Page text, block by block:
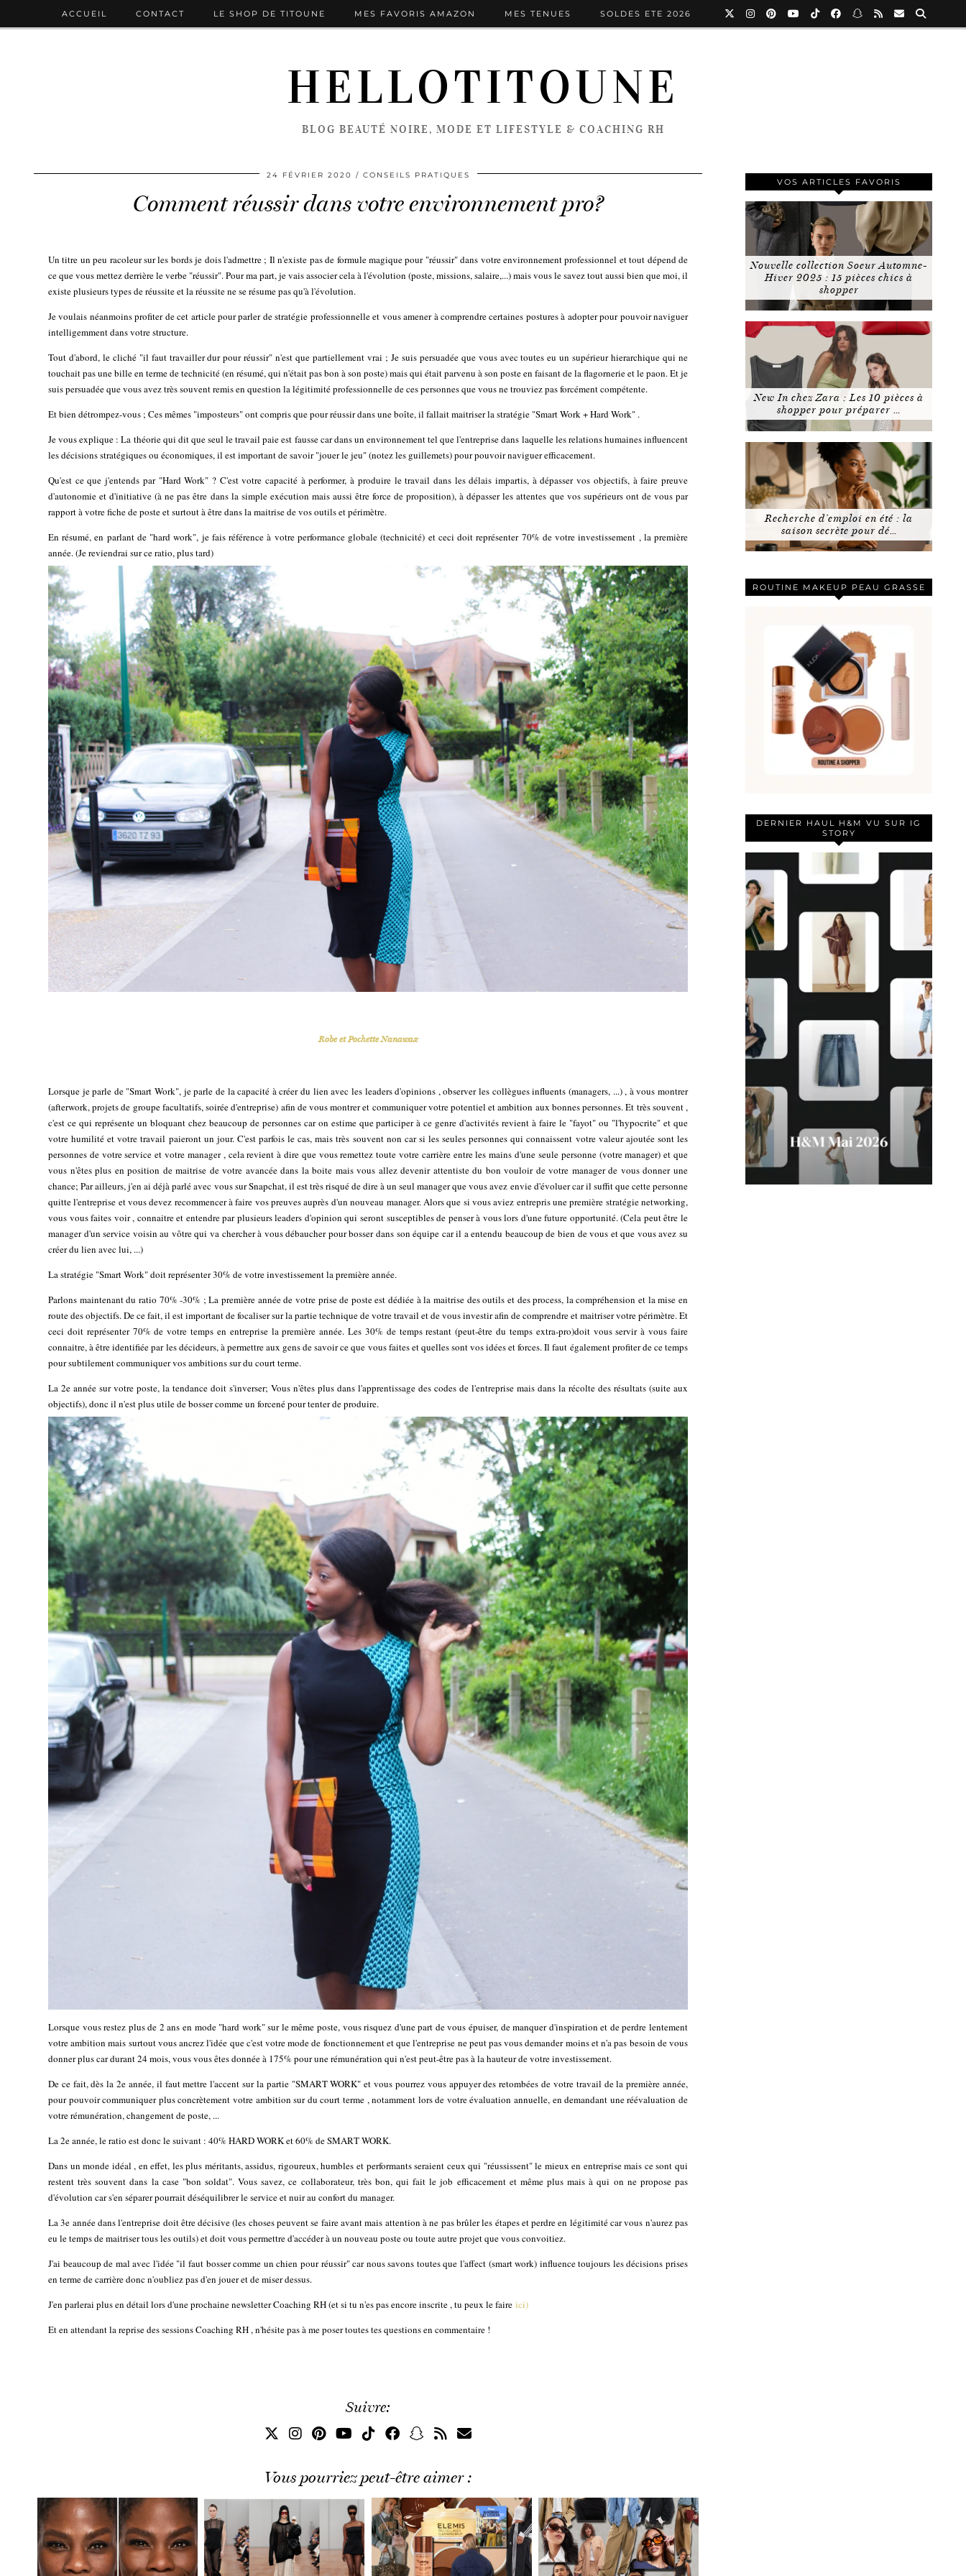
HELLOTITOUNE
BLOG BEAUTÉ NOIRE, MODE ET LIFESTYLE & COACHING RH
ACCUEIL CONTACT LE SHOP DE TITOUNE MES FAVORIS AMAZON MES TENUES SOLDES ETE 2026
24 FÉVRIER 2020 CONSEILS PRATIQUES
Comment réussir dans votre environnement pro?
Un titre un peu racoleur sur les bords je dois l'admettre ; Il n'existe pas de formule magique pour "réussir" dans votre environnement professionnel et tout dépend de
ce que vous mettez derrière le verbe "réussir". Pour ma part, je vais associer cela à l'évolution (poste, missions, salaire,...) mais vous le savez tout aussi bien que moi, il
existe plusieurs types de réussite et la réussite ne se résume pas qu'à l'évolution.
Je voulais néanmoins profiter de cet article pour parler de stratégie professionnelle et vous amener à comprendre certaines postures à adopter pour pouvoir naviguer
intelligemment dans votre structure.
Tout d'abord, le cliché "il faut travailler dur pour réussir" n'est que partiellement vrai ; Je suis persuadée que vous avec toutes eu un supérieur hierarchique qui ne
touchait pas une bille en terme de technicité (en résumé, qui n'était pas bon à son poste) mais qui était parvenu à son poste en faisant de la flagornerie et le paon. Et je
suis persuadée que vous avez très souvent remis en question la légitimité professionnelle de ces personnes que vous ne trouviez pas forcément compétente.
Et bien détrompez-vous ; Ces mêmes "imposteurs" ont compris que pour réussir dans une boîte, il fallait maitriser la stratégie "Smart Work + Hard Work" .
Je vous explique : La théorie qui dit que seul le travail paie est fausse car dans un environnement tel que l'entreprise dans laquelle les relations humaines influencent
les décisions stratégiques ou économiques, il est important de savoir "jouer le jeu" (notez les guillemets) pour pouvoir naviguer efficacement.
Qu'est ce que j'entends par "Hard Work" ? C'est votre capacité à performer, à produire le travail dans les délais impartis, à dépasser vos objectifs, à faire preuve
d'autonomie et d'initiative (à ne pas être dans la simple exécution mais aussi être force de proposition), à dépasser les attentes que vos supérieurs ont de vous par
rapport à votre fiche de poste et surtout à être dans la maitrise de vos outils et périmètre.
En résumé, en parlant de "hard work", je fais référence à votre performance globale (technicité) et ceci doit représenter 70% de votre investissement , la première
année. (Je reviendrai sur ce ratio, plus tard)
Robe et Pochette Nanawax
Lorsque je parle de "Smart Work", je parle de la capacité à créer du lien avec les leaders d'opinions , observer les collègues influents (managers, ...) , à vous montrer
(afterwork, projets de groupe facultatifs, soirée d'entreprise) afin de vous montrer et communiquer votre potentiel et ambition aux bonnes personnes. Et très souvent ,
c'est ce qui représente un bloquant chez beaucoup de personnes car on estime que participer à ce genre d'activités revient à faire le "fayot" ou "l'hypocrite" et que
votre humilité et votre travail paieront un jour. C'est parfois le cas, mais très souvent non car si les seules personnes qui connaissent votre valeur ajoutée sont les
personnes de votre service et votre manager , cela revient à dire que vous remettez toute votre carrière entre les mains d'une seule personne (votre manager) et que
vous n'êtes plus en position de maitrise de votre avancée dans la boite mais vous allez devenir attentiste du bon vouloir de votre manager de vous donner une
chance; Par ailleurs, j'en ai déjà parlé avec vous sur Snapchat, il est très risqué de dire à un seul manager que vous avez envie d'évoluer car il suffit que cette personne
quitte l'entreprise et vous devez recommencer à faire vos preuves auprès d'un nouveau manager. Alors que si vous aviez entrepris une première stratégie networking,
vous vous faites voir , connaitre et entendre par plusieurs leaders d'opinion qui seront susceptibles de penser à vous lors d'une future opportunité. (Cela peut être le
manager d'un service voisin au vôtre qui va chercher à vous débaucher pour bosser dans son équipe car il a entendu beaucoup de bien de vous et que vous avez su
créer du lien avec lui, ...)
La stratégie "Smart Work" doit représenter 30% de votre investissement la première année.
Parlons maintenant du ratio 70% -30% ; La première année de votre prise de poste est dédiée à la maitrise des outils et des process, la compréhension et la mise en
route des objectifs. De ce fait, il est important de focaliser sur la partie technique de votre travail et de vous investir afin de comprendre et maitriser votre périmètre. Et
ceci doit représenter 70% de votre temps en entreprise la première année. Les 30% de temps restant (peut-être du temps extra-pro)doit vous servir à vous faire
connaitre, à être identifiée par les décideurs, à permettre aux gens de savoir ce que vous faites et quelles sont vos idées et forces. Il faut également profiter de ce temps
pour subtilement communiquer vos ambitions sur du court terme.
La 2e année sur votre poste, la tendance doit s'inverser; Vous n'êtes plus dans l'apprentissage des codes de l'entreprise mais dans la récolte des résultats (suite aux
objectifs), donc il n'est plus utile de bosser comme un forcené pour tenter de produire.
Lorsque vous restez plus de 2 ans en mode "hard work" sur le même poste, vous risquez d'une part de vous épuiser, de manquer d'inspiration et de perdre lentement
votre ambition mais surtout vous ancrez l'idée que c'est votre mode de fonctionnement et que l'entreprise ne peut pas vous demander moins et n'a pas besoin de vous
donner plus car durant 24 mois, vous vous êtes donnée à 175% pour une rémunération qui n'est peut-être pas à la hauteur de votre investissement.
De ce fait, dès la 2e année, il faut mettre l'accent sur la partie "SMART WORK" et vous pourrez vous appuyer des retombées de votre travail de la première année,
pour pouvoir communiquer plus concrètement votre ambition sur du court terme , notamment lors de votre évaluation annuelle, en demandant une réévaluation de
votre rémunération, changement de poste, ...
La 2e année, le ratio est donc le suivant : 40% HARD WORK et 60% de SMART WORK.
Dans un monde idéal , en effet, les plus méritants, assidus, rigoureux, humbles et performants seraient ceux qui "réussissent" le mieux en entreprise mais ce sont qui
restent très souvent dans la case "bon soldat". Vous savez, ce collaborateur, très bon, qui fait le job efficacement et même plus mais à qui on ne propose pas
d'évolution car s'en séparer pourrait déséquilibrer le service et nuir au confort du manager.
La 3e année dans l'entreprise doit être décisive (les choses peuvent se faire avant mais attention à ne pas brûler les étapes et perdre en légitimité car vous n'aurez pas
eu le temps de maitriser tous les outils) et doit vous permettre d'accéder à un nouveau poste ou toute autre projet que vous convoitiez.
J'ai beaucoup de mal avec l'idée "il faut bosser comme un chien pour réussir" car nous savons toutes que l'affect (smart work) influence toujours les décisions prises
en terme de carrière donc n'oubliez pas d'en jouer et de miser dessus.
J'en parlerai plus en détail lors d'une prochaine newsletter Coaching RH (et si tu n'es pas encore inscrite , tu peux le faire ici)
Et en attendant la reprise des sessions Coaching RH , n'hésite pas à me poser toutes tes questions en commentaire !
Suivre:
Vous pourriez peut-être aimer :
VOS ARTICLES FAVORIS
Nouvelle collection Soeur Automne-
Hiver 2025 : 15 pièces chics à
shopper
New In chez Zara : Les 10 pièces à
shopper pour préparer …
Recherche d’emploi en été : la
saison secrète pour dé…
ROUTINE MAKEUP PEAU GRASSE
DERNIER HAUL H&M VU SUR IG
STORY